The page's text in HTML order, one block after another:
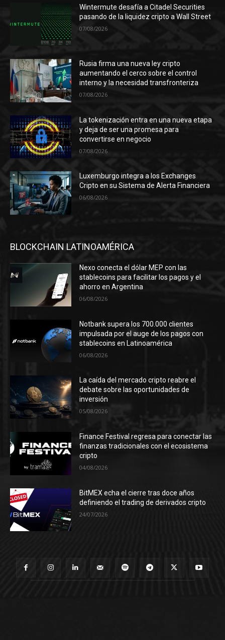
Wintermute desafía a Citadel Securities
pasando de la liquidez cripto a Wall Street
07/08/2026
Rusia firma una nueva ley cripto
aumentando el cerco sobre el control
interno y la necesidad transfronteriza
07/08/2026
La tokenización entra en una nueva etapa
y deja de ser una promesa para
convertirse en negocio
07/08/2026
Luxemburgo integra a los Exchanges
Cripto en su Sistema de Alerta Financiera
06/08/2026
BLOCKCHAIN LATINOAMÉRICA
Nexo conecta el dólar MEP con las
stablecoins para facilitar los pagos y el
ahorro en Argentina
06/08/2026
Notbank supera los 700.000 clientes
impulsada por el auge de los pagos con
stablecoins en Latinoamérica
06/08/2026
La caída del mercado cripto reabre el
debate sobre las oportunidades de
inversión
05/08/2026
Finance Festival regresa para conectar las
finanzas tradicionales con el ecosistema
cripto
04/08/2026
BitMEX echa el cierre tras doce años
definiendo el trading de derivados cripto
24/07/2026